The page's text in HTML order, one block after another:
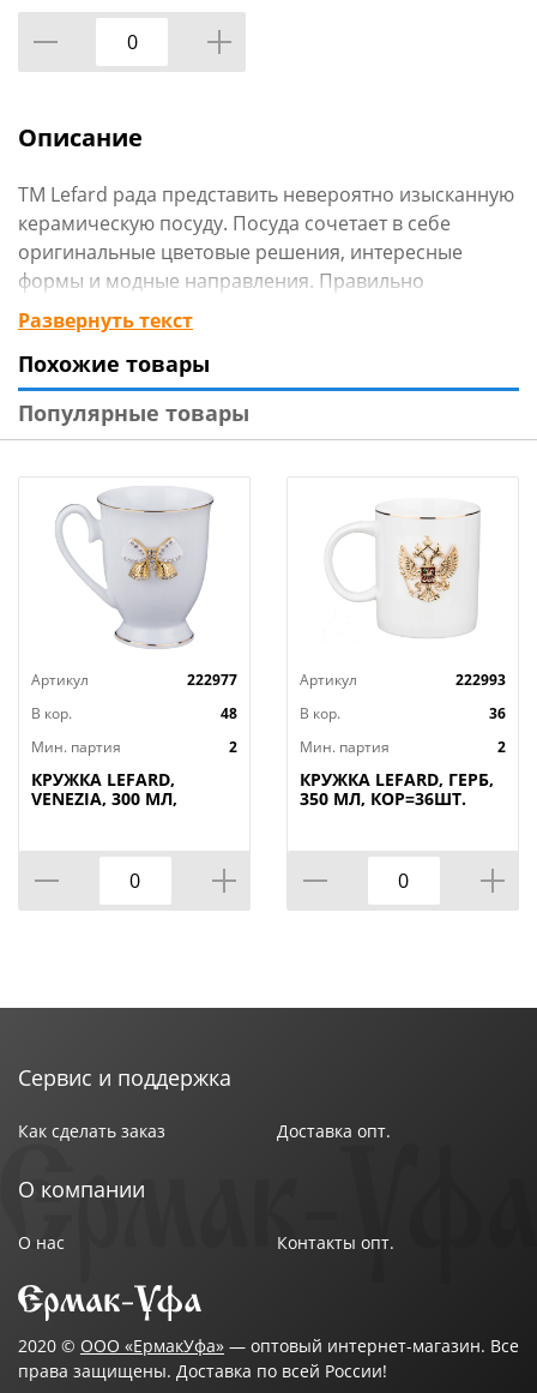
Описание
ТМ Lefard рада представить невероятно изысканную
керамическую посуду. Посуда сочетает в себе
оригинальные цветовые решения, интересные
формы и модные направления. Правильно
подобранная посуда позволяет эффектно подать
блюда и задает настроение для всех
присутствующих. Такая посуда станет не только
украшением праздничного стола, но прекрасно
подойдет для ежедневного использования. Сочетая
многофункциональность, посуда будет долго
радовать своих обладателей.
Развернуть текст
Похожие товары
Популярные товары
Артикул
222977
В кор.
48
Мин. партия
2
КРУЖКА LEFARD,
VENEZIA, 300 МЛ,
Артикул
222993
В кор.
36
Мин. партия
2
КРУЖКА LEFARD, ГЕРБ,
350 МЛ, КОР=36ШТ.
Сервис и поддержка
Как сделать заказ Доставка опт.
О компании
О нас Контакты опт.
2020 © ООО «ЕрмакУфа» — оптовый интернет-магазин. Все
права защищены. Доставка по всей России!